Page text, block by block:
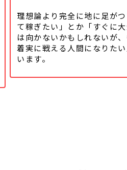
理想論より完全に地に足が
て稼ぎたい」とか「すぐに
は向かないかもしれないが
着実に戦える人間になりた
います。